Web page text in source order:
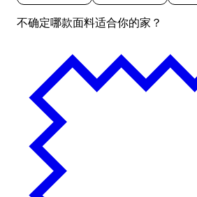
不确定哪款面料适合你的家？